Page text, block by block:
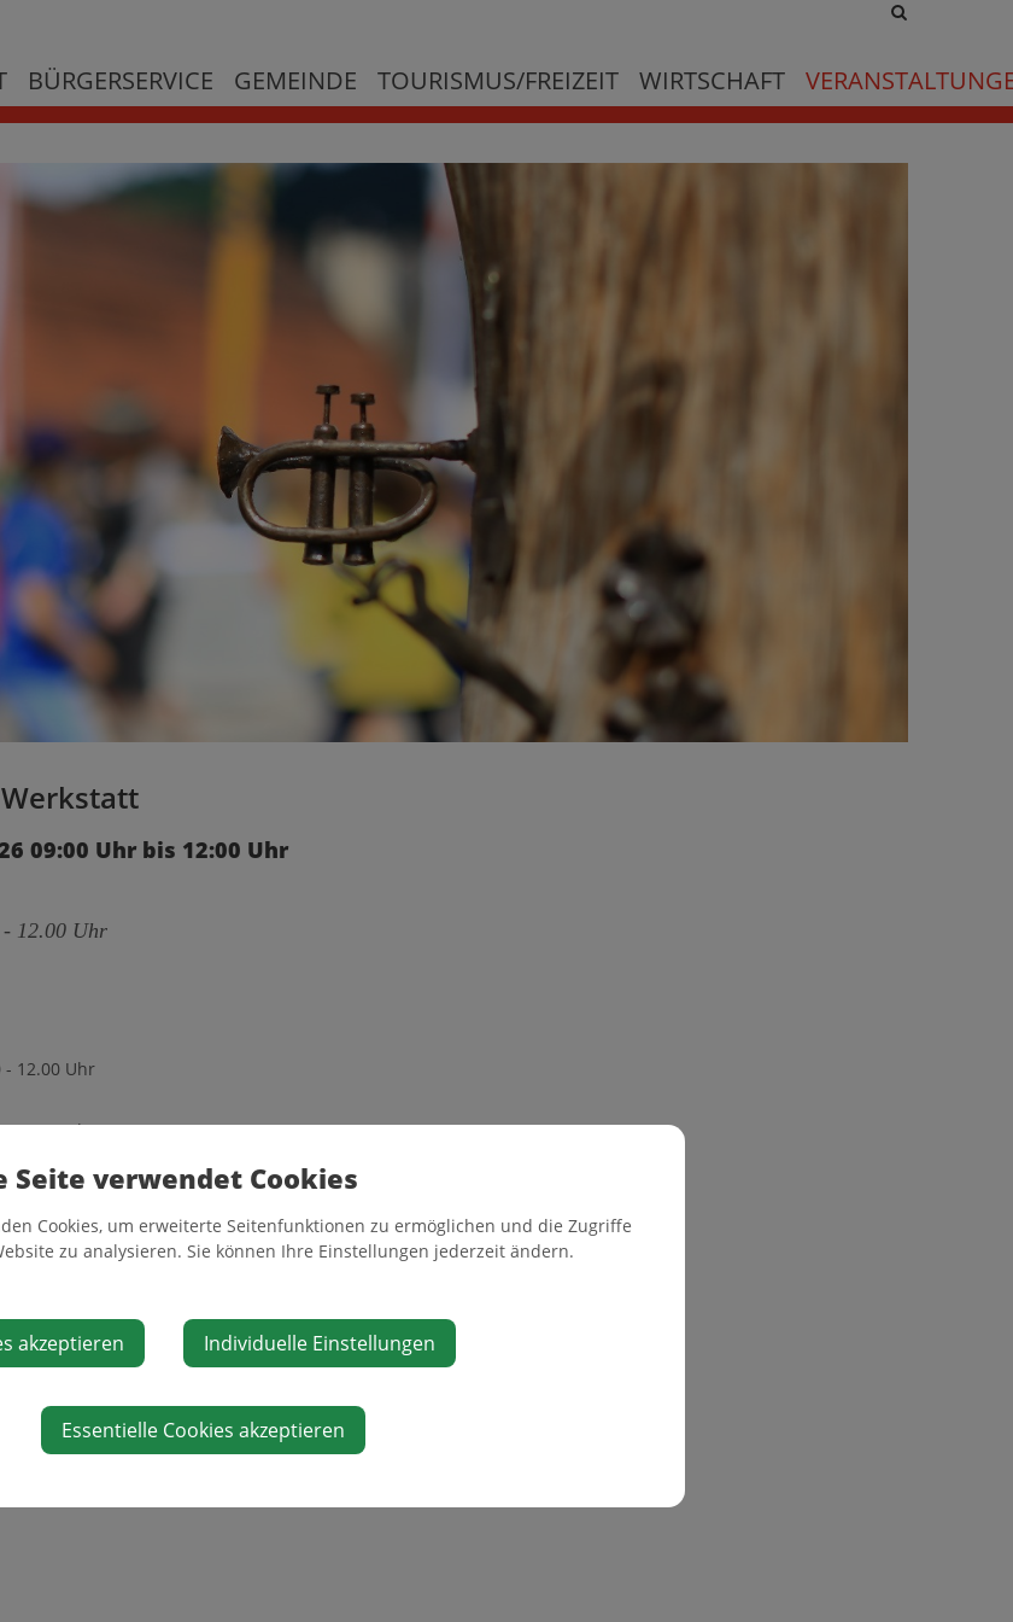
BÜRGERSERVICE GEMEINDE TOURISMUS/FREIZEIT WIRTSCHAFT
Site
09:00 Uhr bis 12:00 Uhr
- 12.00 Uhr
- 12.00 Uhr
- 12.00 Uhr
- 12.00 Uhr
Kind
Lagler, Tel. 0676 / 310 4652
Seite verwendet Cookies
Cookies, um erweiterte Seitenfunktionen zu ermöglichen und die Zugriffe
zu analysieren. Sie können Ihre Einstellungen jederzeit ändern.
akzeptieren Individuelle Einstellungen
Essentielle Cookies akzeptieren